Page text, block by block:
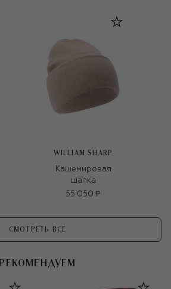
WILLIAM SHARP
Кашемировая
шапка
55 050 ₽
СМОТРЕТЬ ВСЕ
РЕКОМЕНДУЕМ